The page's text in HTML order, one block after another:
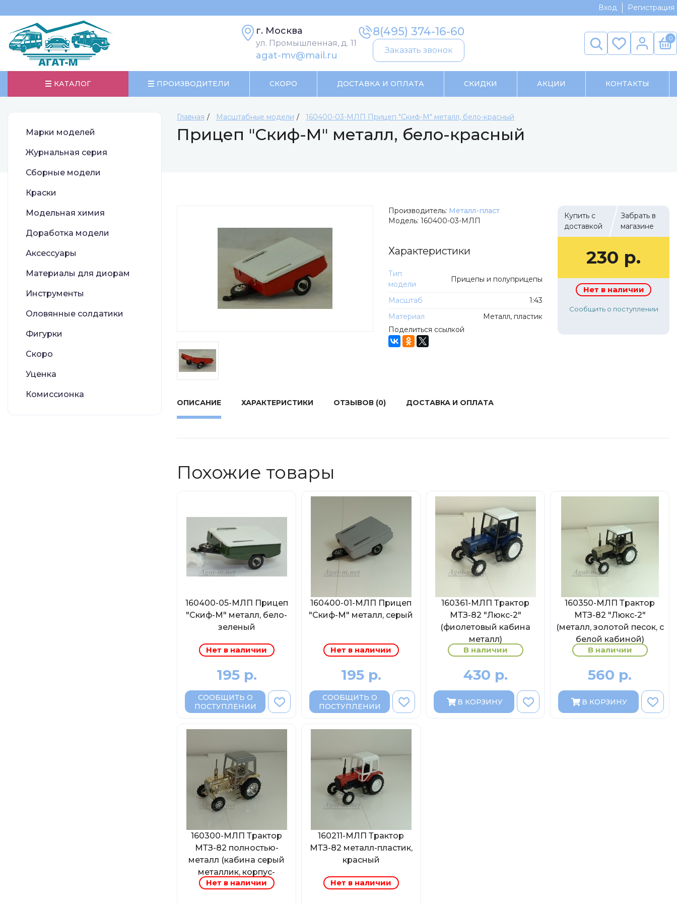
Вход Регистрация
г. Москва
ул. Промышленная, д. 11
agat-mv@mail.ru
8(495) 374-16-60
Заказать звонок
0
КАТАЛОГ ПРОИЗВОДИТЕЛИ СКОРО ДОСТАВКА И ОПЛАТА СКИДКИ АКЦИИ КОНТАКТЫ
Марки моделей
Журнальная серия
Сборные модели
Краски
Модельная химия
Доработка модели
Аксессуары
Материалы для диорам
Инструменты
Оловянные солдатики
Фигурки
Скоро
Уценка
Комиссионка
Главная Масштабные модели 160400-03-МЛП Прицеп "Скиф-М" металл, бело-красный
Прицеп "Скиф-М" металл, бело-красный
Производитель: Металл-пласт
Модель: 160400-03-МЛП
Характеристики
Тип
модели
Прицепы и полуприцепы
Масштаб
1:43
Материал
Металл, пластик
Поделиться ссылкой
Купить с
доставкой
Забрать в
магазине
230 р.
Нет в наличии
Сообщить о поступлении
ОПИСАНИЕ ХАРАКТЕРИСТИКИ ОТЗЫВОВ (0) ДОСТАВКА И ОПЛАТА
Похожие товары
160400-05-МЛП Прицеп
"Скиф-М" металл, бело-
зеленый
Нет в наличии
195 р.
СООБЩИТЬ О
ПОСТУПЛЕНИИ
160400-01-МЛП Прицеп
"Скиф-М" металл, серый
Нет в наличии
195 р.
СООБЩИТЬ О
ПОСТУПЛЕНИИ
160361-МЛП Трактор
МТЗ-82 "Люкс-2"
(фиолетовый кабина
металл)
В наличии
430 р.
В КОРЗИНУ
160350-МЛП Трактор
МТЗ-82 "Люкс-2"
(металл, золотой песок, с
белой кабиной)
В наличии
560 р.
В КОРЗИНУ
160300-МЛП Трактор
МТЗ-82 полностью-
металл (кабина серый
металлик, корпус-
золото)
Нет в наличии
160211-МЛП Трактор
МТЗ-82 металл-пластик,
красный
Нет в наличии